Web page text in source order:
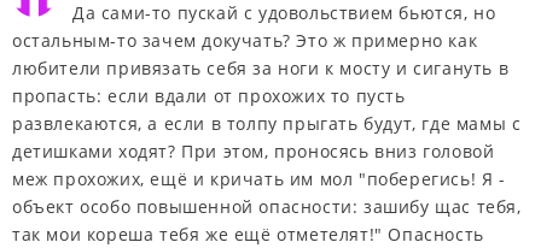
Да сами-то пускай с удовольствием бьются, но
остальным-то зачем докучать? Это ж примерно как
любители привязать себя за ноги к мосту и сигануть в
пропасть: если вдали от прохожих то пусть
развлекаются, а если в толпу прыгать будут, где мамы с
детишками ходят? При этом, проносясь вниз головой
меж прохожих, ещё и кричать им мол "поберегись! Я -
объект особо повышенной опасности: зашибу щас тебя,
так мои кореша тебя же ещё отметелят!" Опасность